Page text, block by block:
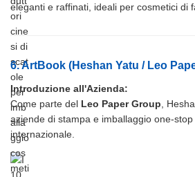
eleganti e raffinati, ideali per cosmetici di
6. ArtBook (Heshan Yatu / Leo
Introduzione all'Azienda:
Come parte del Leo Paper Group ,
aziende di stampa e imballaggio one-
internazionale.